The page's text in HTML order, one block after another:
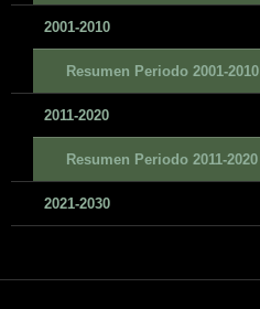
2001-2010
Resumen Periodo 2001-2010
2011-2020
Resumen Periodo 2011-2020
2021-2030